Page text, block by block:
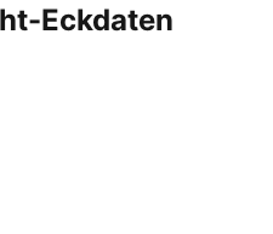
Eckdaten